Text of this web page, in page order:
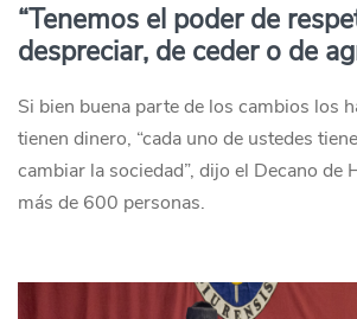
“Tenemos el poder de
despreciar, de ceder o de
Si bien buena parte de los cambios los
tienen dinero, “cada uno de ustedes
cambiar la sociedad”, dijo el Decano de
más de 600 personas.